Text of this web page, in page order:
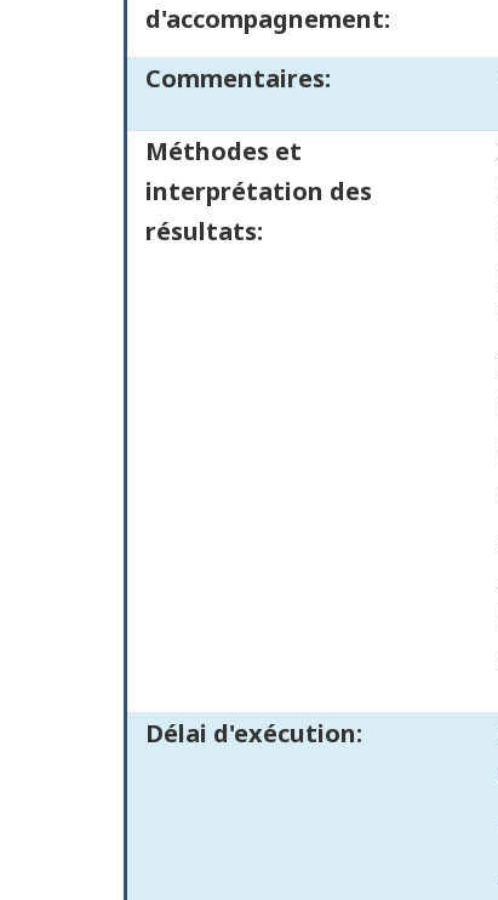
d'accompagnement:
Commentaires:
Méthodes et
interprétation des
résultats:
Délai d'exécution: